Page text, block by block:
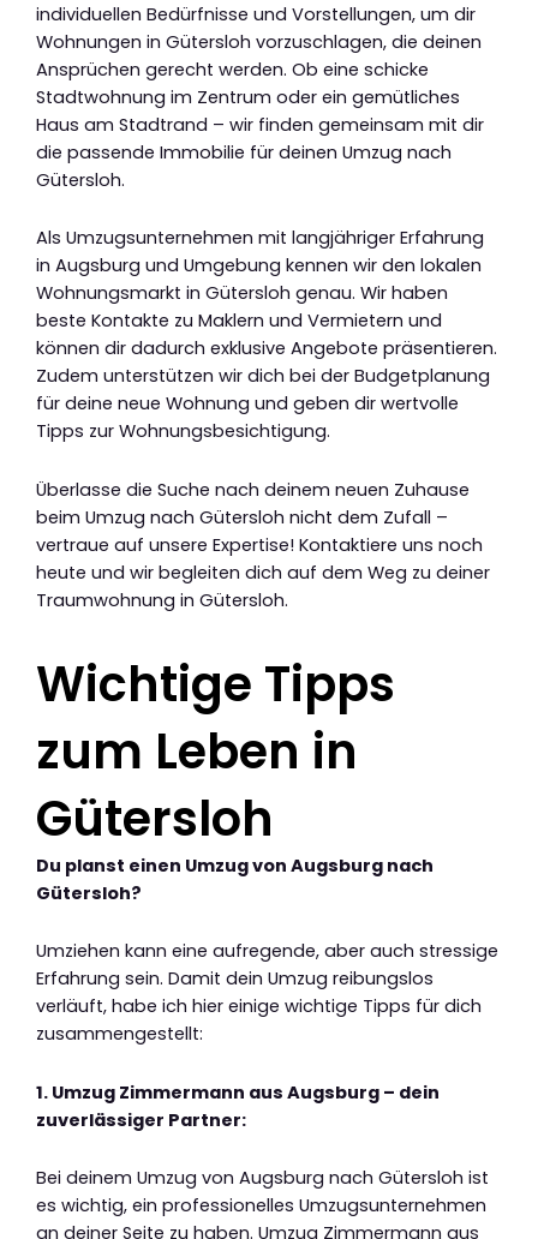
individuellen Bedürfnisse und Vorstellungen, um dir
Wohnungen in Gütersloh vorzuschlagen, die deinen
Ansprüchen gerecht werden. Ob eine schicke
Stadtwohnung im Zentrum oder ein gemütliches
Haus am Stadtrand – wir finden gemeinsam mit dir
die passende Immobilie für deinen Umzug nach
Gütersloh.
Als Umzugsunternehmen mit langjähriger Erfahrung
in Augsburg und Umgebung kennen wir den lokalen
Wohnungsmarkt in Gütersloh genau. Wir haben
beste Kontakte zu Maklern und Vermietern und
können dir dadurch exklusive Angebote präsentieren.
Zudem unterstützen wir dich bei der Budgetplanung
für deine neue Wohnung und geben dir wertvolle
Tipps zur Wohnungsbesichtigung.
Überlasse die Suche nach deinem neuen Zuhause
beim Umzug nach Gütersloh nicht dem Zufall –
vertraue auf unsere Expertise! Kontaktiere uns noch
heute und wir begleiten dich auf dem Weg zu deiner
Traumwohnung in Gütersloh.
Wichtige Tipps
zum Leben in
Gütersloh
Du planst einen Umzug von Augsburg nach
Gütersloh?
Umziehen kann eine aufregende, aber auch stressige
Erfahrung sein. Damit dein Umzug reibungslos
verläuft, habe ich hier einige wichtige Tipps für dich
zusammengestellt:
1. Umzug Zimmermann aus Augsburg – dein
zuverlässiger Partner:
Bei deinem Umzug von Augsburg nach Gütersloh ist
es wichtig, ein professionelles Umzugsunternehmen
an deiner Seite zu haben. Umzug Zimmermann aus